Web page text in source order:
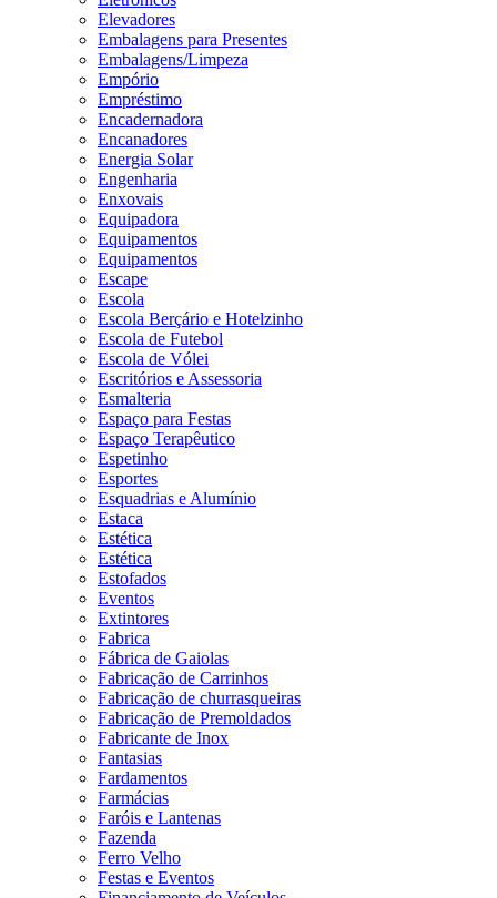
Elevadores
Embalagens para Presentes
Embalagens/Limpeza
Empório
Empréstimo
Encadernadora
Encanadores
Energia Solar
Engenharia
Enxovais
Equipadora
Equipamentos
Equipamentos
Escape
Escola
Escola Berçário e Hotelzinho
Escola de Futebol
Escola de Vólei
Escritórios e Assessoria
Esmalteria
Espaço para Festas
Espaço Terapêutico
Espetinho
Esportes
Esquadrias e Alumínio
Estaca
Estética
Estética
Estofados
Eventos
Extintores
Fabrica
Fábrica de Gaiolas
Fabricação de Carrinhos
Fabricação de churrasqueiras
Fabricação de Premoldados
Fabricante de Inox
Fantasias
Fardamentos
Farmácias
Faróis e Lantenas
Fazenda
Ferro Velho
Festas e Eventos